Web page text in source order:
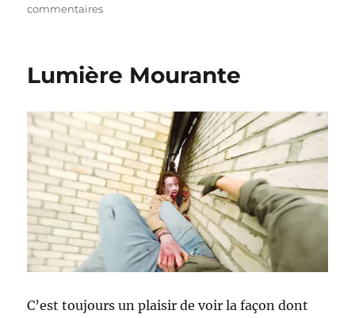
commentairessur
Lumière Mourante
C’est toujours un plaisir de voir la façon dont